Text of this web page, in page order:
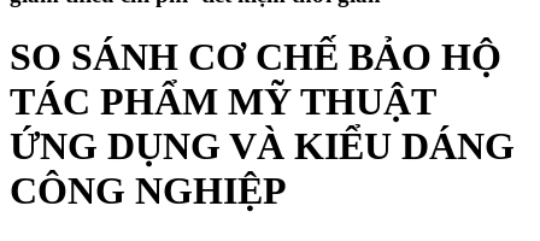
SO SÁNH CƠ CHẾ BẢO HỘ
TÁC PHẨM MỸ THUẬT
ỨNG DỤNG VÀ KIỂU DÁNG
CÔNG NGHIỆP